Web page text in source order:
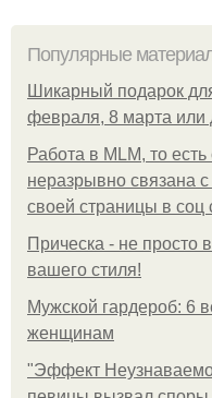
Популярные
Шикарный подарок
февраля, 8 марта или
Работа в MLM, то
неразрывно связана с
своей страницы в соц
Прическа - не просто
вашего стиля!
Мужской гардероб: 6
женщинам
"Эффект